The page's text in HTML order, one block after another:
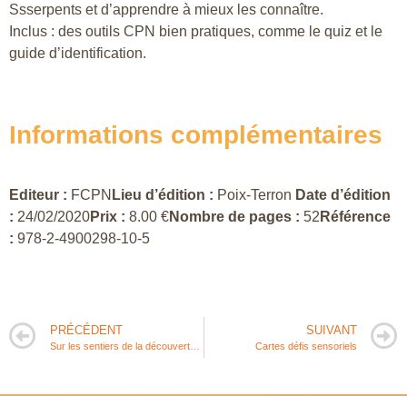
Ssserpents et d’apprendre à mieux les connaître.
Inclus : des outils CPN bien pratiques, comme le quiz et le
guide d’identification.
Informations complémentaires
Editeur : FCPN Lieu d’édition : Poix-Terron Date d’édition
: 24/02/2020Prix : 8.00 €Nombre de pages : 52 Référence
: 978-2-4900298-10-5
PRÉCÉDENT SUIVANT
Cartes défis sensoriels